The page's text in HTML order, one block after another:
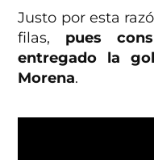
Justo por esta
filas, pues
entregado la
Morena.